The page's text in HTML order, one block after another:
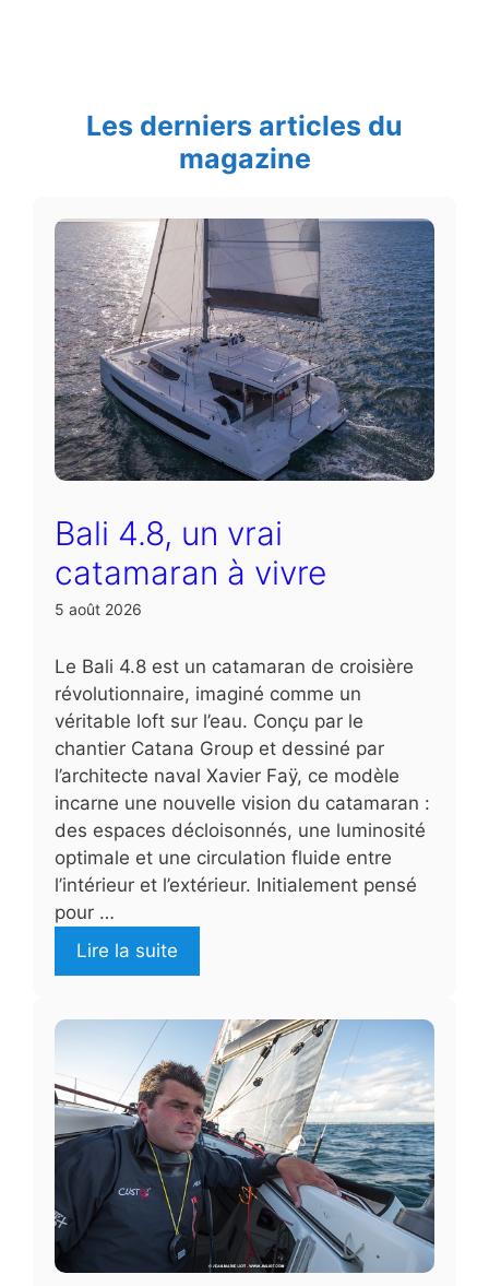
Les derniers articles du
magazine
Bali 4.8, un vrai
catamaran à vivre
5 août 2026
Le Bali 4.8 est un catamaran de croisière
révolutionnaire, imaginé comme un
véritable loft sur l’eau. Conçu par le
chantier Catana Group et dessiné par
l’architecte naval Xavier Faÿ, ce modèle
incarne une nouvelle vision du catamaran :
des espaces décloisonnés, une luminosité
optimale et une circulation fluide entre
l’intérieur et l’extérieur. Initialement pensé
pour …
Lire la suite